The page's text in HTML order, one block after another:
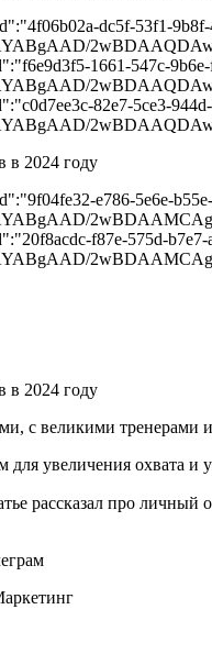
dc5f-53f1-
1661-547c-
82e7-5ce3-
e786-5e6e-
f87e-575d-
с великими тренерами
увеличения охвата и
рассказал про